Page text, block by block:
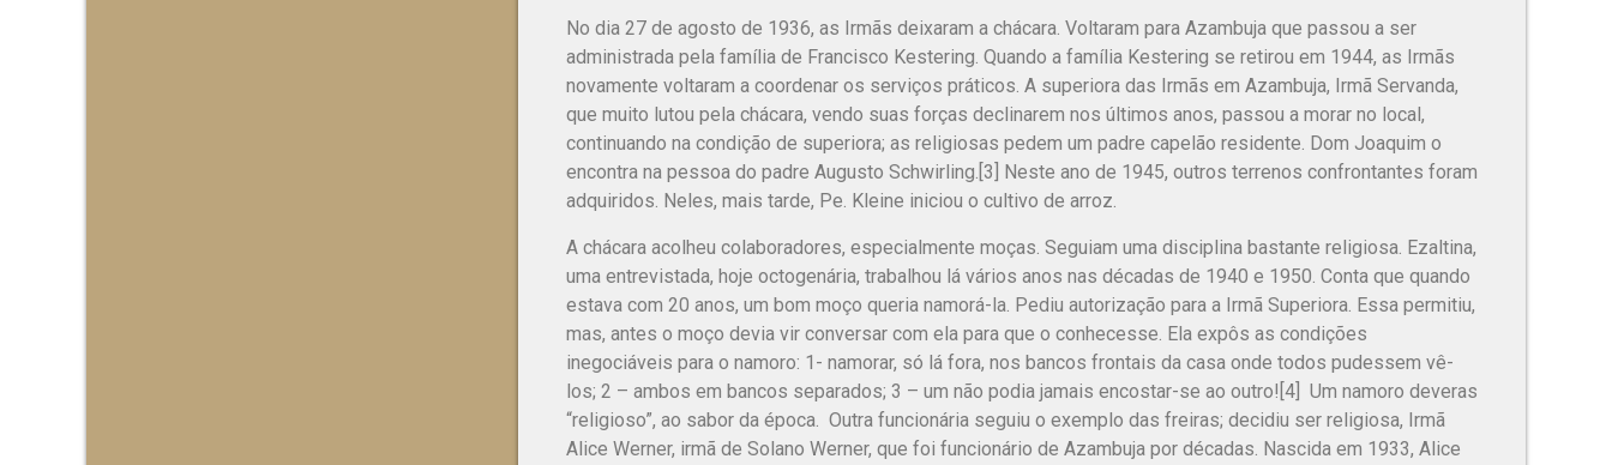
No dia 27 de agosto de 1936, as Irmãs deixaram a chácara. Voltaram para Azambuja que passou a ser
administrada pela família de Francisco Kestering. Quando a família Kestering se retirou em 1944, as Irmãs
novamente voltaram a coordenar os serviços práticos. A superiora das Irmãs em Azambuja, Irmã Servanda,
que muito lutou pela chácara, vendo suas forças declinarem nos últimos anos, passou a morar no local,
continuando na condição de superiora; as religiosas pedem um padre capelão residente. Dom Joaquim o
encontra na pessoa do padre Augusto Schwirling.[3] Neste ano de 1945, outros terrenos confrontantes foram
adquiridos. Neles, mais tarde, Pe. Kleine iniciou o cultivo de arroz.
A chácara acolheu colaboradores, especialmente moças. Seguiam uma disciplina bastante religiosa. Ezaltina,
uma entrevistada, hoje octogenária, trabalhou lá vários anos nas décadas de 1940 e 1950. Conta que quando
estava com 20 anos, um bom moço queria namorá-la. Pediu autorização para a Irmã Superiora. Essa permitiu,
mas, antes o moço devia vir conversar com ela para que o conhecesse. Ela expôs as condições
inegociáveis para o namoro: 1- namorar, só lá fora, nos bancos frontais da casa onde todos pudessem vê-
los; 2 – ambos em bancos separados; 3 – um não podia jamais encostar-se ao outro![4] Um namoro deveras
“religioso”, ao sabor da época. Outra funcionária seguiu o exemplo das freiras; decidiu ser religiosa, Irmã
Alice Werner, irmã de Solano Werner, que foi funcionário de Azambuja por décadas. Nascida em 1933, Alice